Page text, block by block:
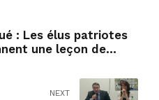
: Les élus patriotes
une leçon de
NEXT